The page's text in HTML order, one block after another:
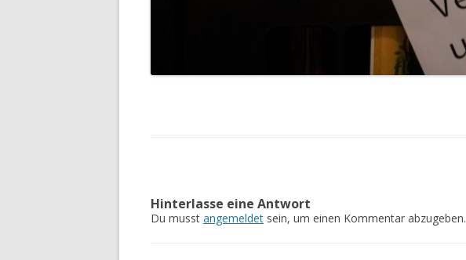
Hinterlasse eine Antwort
Du musst angemeldet sein, um einen Kommentar abzugeben.